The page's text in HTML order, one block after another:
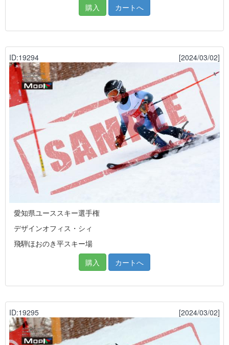
購入
カートへ
ID:19294 [2024/03/02]
愛知県ユーススキー選手権
デザインオフィス・シィ
飛騨ほおのき平スキー場
購入
カートへ
ID:19295 [2024/03/02]